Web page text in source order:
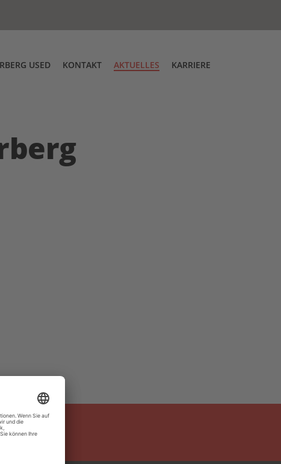
USED KONTAKT AKTUELLES KARRIERE